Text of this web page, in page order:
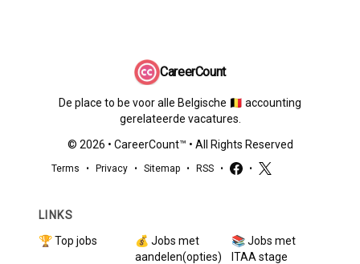
CareerCount
De place to be voor alle Belgische 🇧🇪 accounting
gerelateerde vacatures.
© 2026 • CareerCount™ • All Rights Reserved
Terms • Privacy • Sitemap • RSS • •
LINKS
🏆 Top jobs
💰 Jobs met
aandelen(opties)
📚 Jobs met
ITAA stage